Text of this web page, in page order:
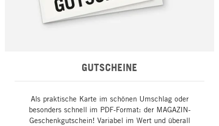
GUTSCHEINE
Als praktische Karte im schönen Umschlag oder
besonders schnell im PDF-Format: der MAGAZIN-
Geschenkgutschein! Variabel im Wert und überall